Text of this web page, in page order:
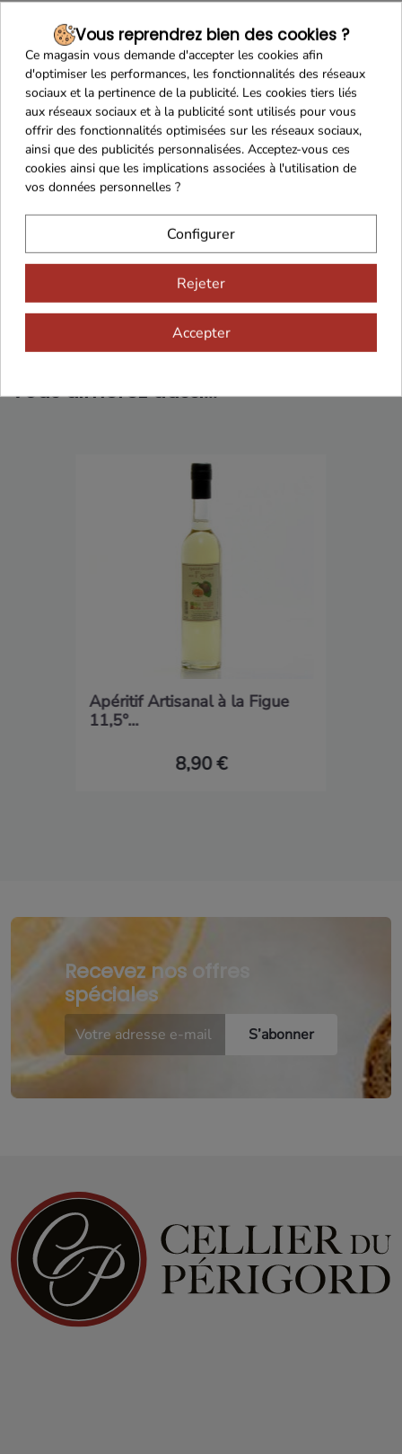
Franco de port 79€ Livraison 24h/48h
Cadeaux dès 99€
Vous aimerez aussi...
Apéritif Artisanal à la Figue
11,5°...
8,90 €
Recevez nos offres
spéciales
Vous reprendrez bien des cookies ?
Ce magasin vous demande d'accepter les cookies afin
d'optimiser les performances, les fonctionnalités des réseaux
sociaux et la pertinence de la publicité. Les cookies tiers liés
aux réseaux sociaux et à la publicité sont utilisés pour vous
offrir des fonctionnalités optimisées sur les réseaux sociaux,
ainsi que des publicités personnalisées. Acceptez-vous ces
cookies ainsi que les implications associées à l'utilisation de
vos données personnelles ?
Configurer
Rejeter
Accepter